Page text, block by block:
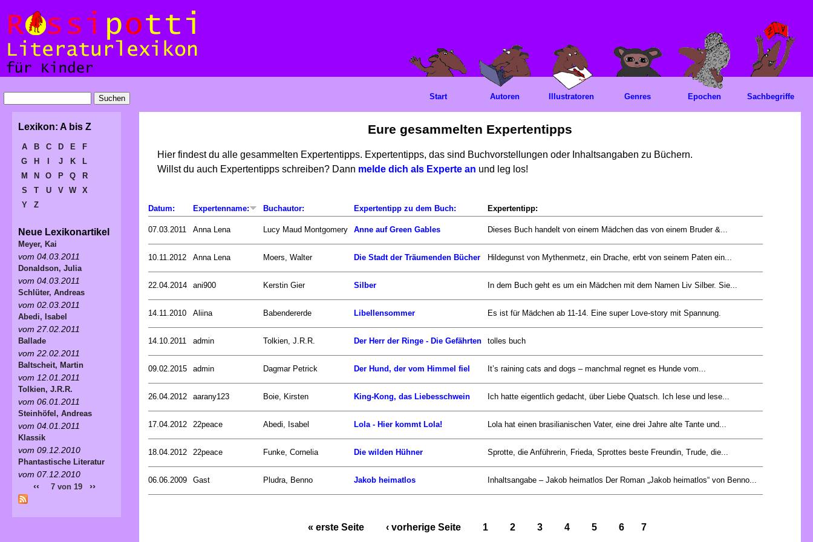
Eure gesammelten Expertentipps
Hier findest du alle gesammelten Expertentipps. Expertentipps, das sind Buchvorstellungen oder Inhaltsangaben zu Büchern.
Willst du auch Expertentipps schreiben? Dann melde dich als Experte an und leg los!
Datum: Expertenname: Buchautor: Expertentipp zu dem Buch: Expertentipp:
07.03.2011 Anna Lena Lucy Maud Montgomery Anne auf Green Gables Dieses Buch handelt von einem Mädchen das von einem Bruder &...
10.11.2012 Anna Lena Moers, Walter Die Stadt der Träumenden Bücher Hildegunst von Mythenmetz, ein Drache, erbt von seinem Paten ein...
22.04.2014 ani900 Kerstin Gier Silber In dem Buch geht es um ein Mädchen mit dem Namen Liv Silber. Sie...
14.11.2010 Aliina Babendererde Libellensommer Es ist für Mädchen ab 11-14. Eine super Love-story mit Spannung.
14.10.2011 admin Tolkien, J.R.R. Der Herr der Ringe - Die Gefährten tolles buch
09.02.2015 admin Dagmar Petrick Der Hund, der vom Himmel fiel It’s raining cats and dogs – manchmal regnet es Hunde vom...
26.04.2012 aarany123 Boie, Kirsten King-Kong, das Liebesschwein Ich hatte eigentlich gedacht, über Liebe Quatsch. Ich lese und lese...
17.04.2012 22peace Abedi, Isabel Lola - Hier kommt Lola! Lola hat einen brasilianischen Vater, eine drei Jahre alte Tante und...
18.04.2012 22peace Funke, Cornelia Die wilden Hühner Sprotte, die Anführerin, Frieda, Sprottes beste Freundin, Trude, die...
06.06.2009 Gast Pludra, Benno Jakob heimatlos Inhaltsangabe – Jakob heimatlos Der Roman „Jakob heimatlos“ von Benno...
« erste Seite ‹ vorherige Seite 1 2 3 4 5 6 7
Start Autoren Illustratoren Genres Epochen Sachbegriffe
Lexikon: A bis Z
A B C D E
F
G
H J K
L
M
N O P Q
R
S
T U V W
X
Y
Z
Neue Lexikonartikel
Meyer, Kai
vom 04.03.2011
Donaldson, Julia
vom 04.03.2011
Schlüter, Andreas
vom 02.03.2011
Abedi, Isabel
vom 27.02.2011
Ballade
vom 22.02.2011
Baltscheit, Martin
vom 12.01.2011
Tolkien, J.R.R.
vom 06.01.2011
Steinhöfel, Andreas
vom 04.01.2011
Klassik
vom 09.12.2010
Phantastische Literatur
vom 07.12.2010
‹‹ 7 von 19 ››